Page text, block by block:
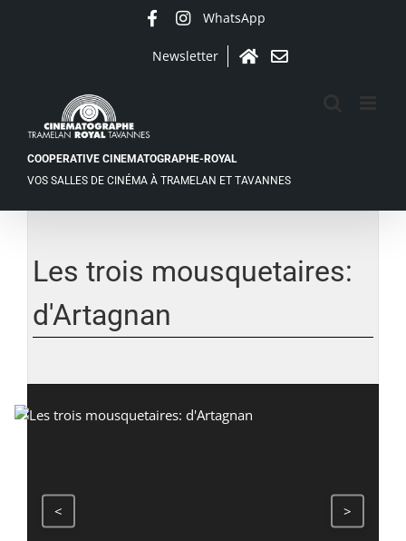
WhatsApp
Newsletter
AccueilContact
COOPERATIVE CINEMATOGRAPHE-ROYAL
VOS SALLES DE CINÉMA À TRAMELAN ET TAVANNES
agrandie
Les trois mousquetaires:
d'Artagnan
< >